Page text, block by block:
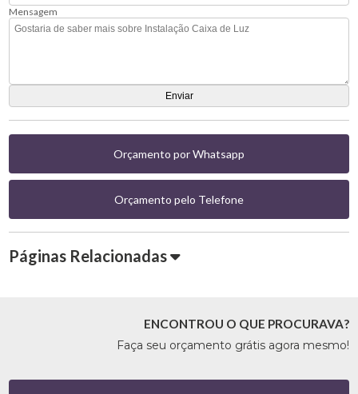
Mensagem
Orçamento por Whatsapp
Orçamento pelo Telefone
Páginas Relacionadas
ENCONTROU O QUE PROCURAVA?
Faça seu orçamento grátis agora mesmo!